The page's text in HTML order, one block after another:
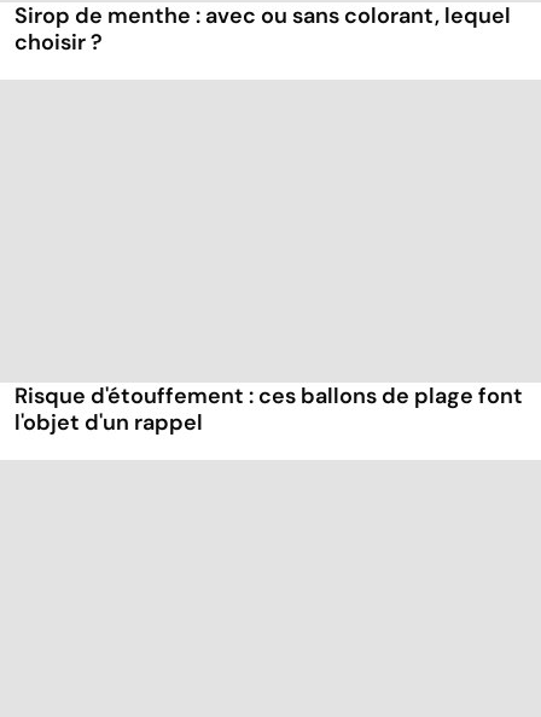
Sirop de menthe : avec ou sans colorant, lequel
choisir ?
Risque d'étouffement : ces ballons de plage font
l'objet d'un rappel